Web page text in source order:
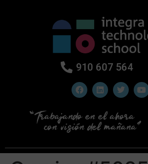
910 607 564